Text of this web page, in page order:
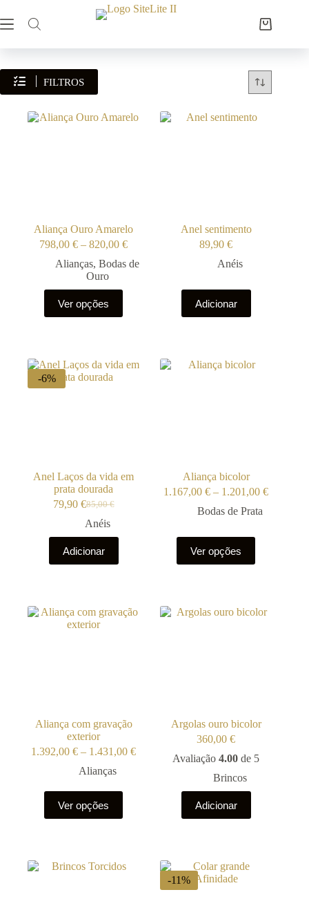
para
o
Carrinho
FILTROS
Aliança Ouro Amarelo
798,00€ – 820,00€Price
798,00 €
Alianças,Bodas de
Ouro
Ver opções
product
has
options
may
Anel sentimento
89,90€
Anéis
Adicionar
-6%
Anel Laços da vida em
prata dourada
85,00€
O
preço
original
era:
79,90 €O
preço
atual
é:
Anéis
Adicionar
Aliança bicolor
1.167,00€ – 1.201,00€Price
Bodas de Prata
Ver opções
product
has
options
Aliança com gravação
exterior
1.392,00€ – 1.431,00€Price
Alianças
Ver opções
product
has
options
Argolas ouro bicolor
360,00€
Avaliação4.00 de 5
Brincos
Adicionar
-11%